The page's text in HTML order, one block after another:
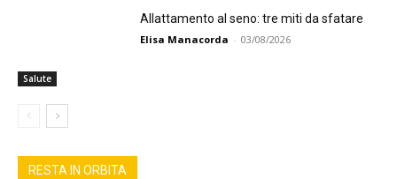
Salute
Allattamento al seno: tre miti da sfatare
Elisa Manacorda - 03/08/2026
RESTA IN ORBITA